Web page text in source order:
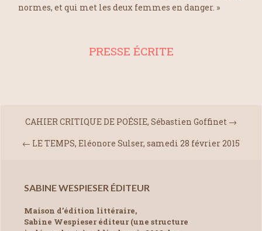
normes, et qui met les deux femmes en danger. »
PRESSE ÉCRITE
CAHIER CRITIQUE DE POÉSIE, Sébastien Goffinet →
← LE TEMPS, Eléonore Sulser, samedi 28 février 2015
SABINE WESPIESER ÉDITEUR
Maison d’édition littéraire,
Sabine Wespieser éditeur (une structure